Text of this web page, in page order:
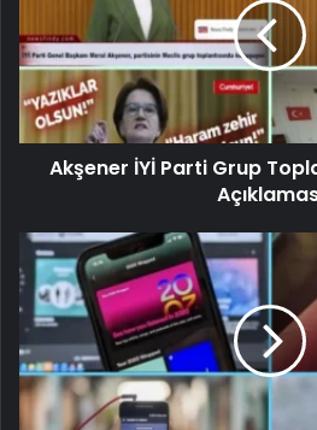
Akşener İYİ Parti Grup